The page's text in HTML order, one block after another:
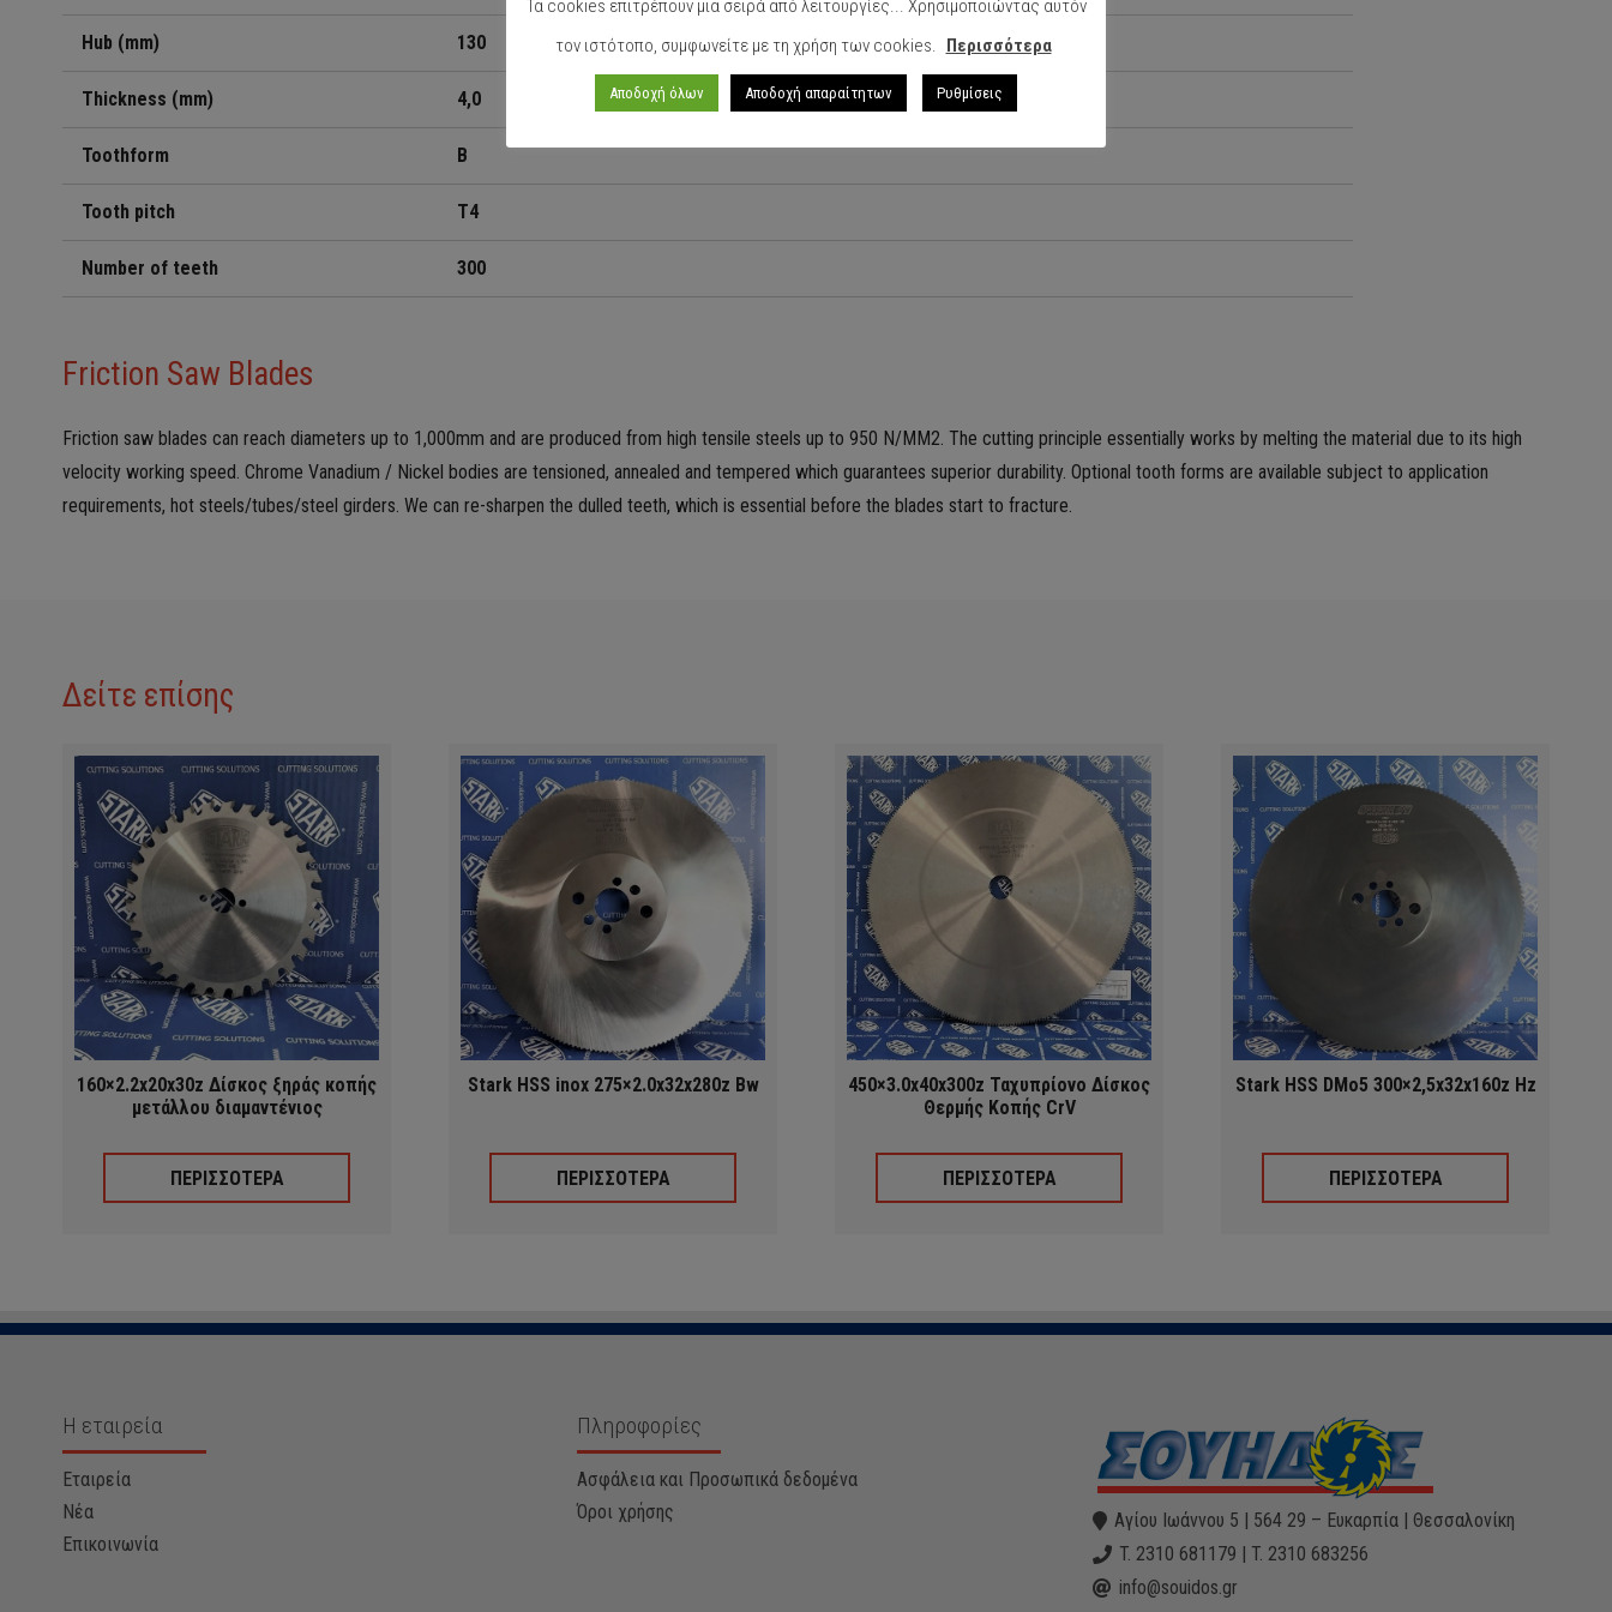
Hub (mm) 130
Thickness (mm) 4,0
Toothform B
Tooth pitch T4
Number of teeth 300
Friction Saw Blades
Friction saw blades can reach diameters up to 1,000mm and are produced from high tensile steels up to 950 N/MM2. The cutting principle essentially works by melting the material due to its high
velocity working speed. Chrome Vanadium / Nickel bodies are tensioned, annealed and tempered which guarantees superior durability. Optional tooth forms are available subject to application
requirements, hot steels/tubes/steel girders. We can re-sharpen the dulled teeth, which is essential before the blades start to fracture.
Δείτε επίσης
160×2.2x20x30z Δίσκος ξηράς κοπής
μετάλλου διαμαντένιος
ΠΕΡΙΣΣΟΤΕΡΑ
Stark HSS inox 275×2.0x32x280z Bw
ΠΕΡΙΣΣΟΤΕΡΑ
450×3.0x40x300z Ταχυπρίονο Δίσκος
Θερμής Κοπής CrV
ΠΕΡΙΣΣΟΤΕΡΑ
Stark HSS DMo5 300×2,5x32x160z Hz
ΠΕΡΙΣΣΟΤΕΡΑ
Η εταιρεία
Εταιρεία
Νέα
Επικοινωνία
Πληροφορίες
Ασφάλεια και Προσωπικά δεδομένα
Όροι χρήσης
Αγίου Ιωάννου 5 | 564 29 – Ευκαρπία | Θεσσαλονίκη
T. 2310 681179 | T. 2310 683256
info@souidos.gr
Τα cookies επιτρέπουν μια σειρά από λειτουργίες... Χρησιμοποιώντας αυτόν
τον ιστότοπο, συμφωνείτε με τη χρήση των cookies. Περισσότερα
Αποδοχή όλων Αποδοχή απαραίτητων Ρυθμίσεις